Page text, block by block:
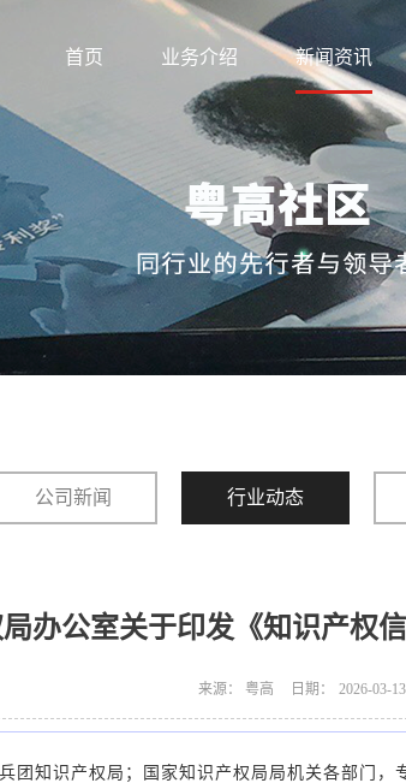
首页 业务介绍 新闻资讯
公司新闻 行业动态
办公室关于印发《知识产权
来源： 粤高 日期： 2026-03-13
团知识产权局；国家知识产权局局机关各部门，